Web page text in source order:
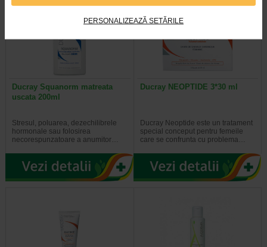
PERSONALIZEAZĂ SETĂRILE
Ducray Squanorm matreata
uscata 200ml
Stresul, poluarea, dezechilibrele
hormonale sau folosirea
necorespunzatoare a anumitor…
Ducray NEOPTIDE 3*30 ml
Ducray Neoptide este un tratament
special conceput pentru femeile
care se confrunta cu problema…